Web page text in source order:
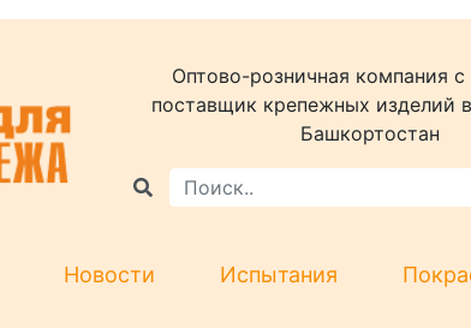
Оптово-розничная компания c
поставщик крепежных изделий
Башкортостан
Новости Испытания